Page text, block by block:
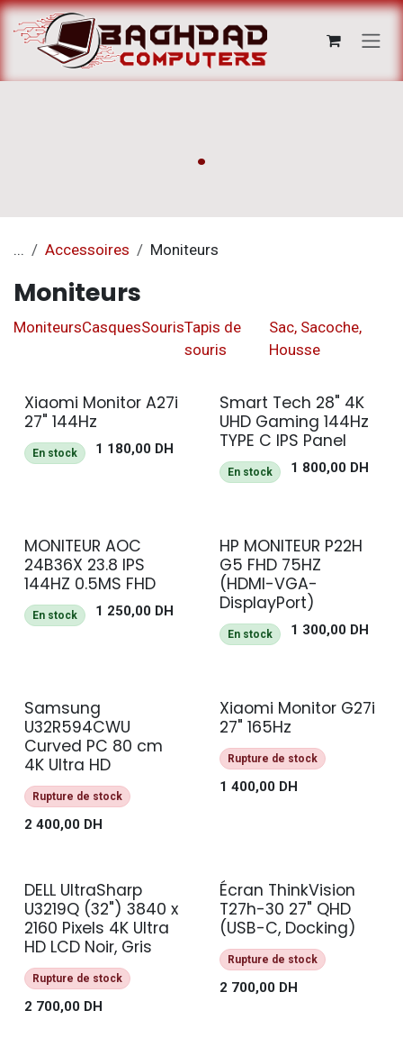
Se rendre au contenu
.
... Accessoires Moniteurs
Moniteurs
MoniteursCasquesSourisTapis de
souris
Sac, Sacoche,
Housse
NEUF
Xiaomi Monitor A27i
27" 144Hz
1 180,00DH
En stock
NEUF
Smart Tech 28" 4K
UHD Gaming 144Hz
TYPE C IPS Panel
1 800,00DH
En stock
NEUF
MONITEUR AOC
24B36X 23.8 IPS
144HZ 0.5MS FHD
1 250,00DH
En stock
NEUF
HP MONITEUR P22H
G5 FHD 75HZ
(HDMI-VGA-
DisplayPort)
1 300,00DH
En stock
Samsung
U32R594CWU
Curved PC 80 cm
4K Ultra HD
2 400,00 DH
Rupture de stock
NEUF
Xiaomi Monitor G27i
27" 165Hz
1 400,00DH
Rupture de stock
NEUF
DELL UltraSharp
U3219Q (32") 3840 x
2160 Pixels 4K Ultra
HD LCD Noir, Gris
2 700,00 DH
Rupture de stock
NEUF
Écran ThinkVision
T27h-30 27" QHD
(USB-C, Docking)
2 700,00DH
Rupture de stock